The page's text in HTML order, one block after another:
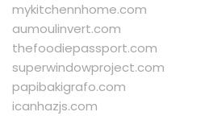
mykitchennhome.com
aumoulinvert.com
thefoodiepassport.com
superwindowproject.com
papibakigrafo.com
icanhazjs.com